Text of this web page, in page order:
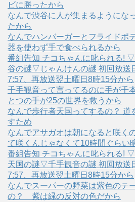
ビに勝ったから
なんで渋谷に人が集まるようにな
たから
なんでハンバーガーとフライドポ
器を使わず手で食べられるから
番組告知 チコちゃんに叱られる!
谷の謎▽じゃんけんの謎 初回放送
7:57、再放送翌土曜日8時15分から
千手観音って言ってるのに手が千
とつの手が25の世界を救うから
なんで歩行者天国ってするの？ 道
すため
なんでアサガオは朝になると咲く
て咲くんじゃなくて10時間ぐらい
番組告知 チコちゃんに叱られる!
天国の謎▽千手観音の謎 初回放送
7:57、再放送翌土曜日8時15分から
なんでスーパーの野菜は紫色のテ
の？ 紫は緑の反対の色だから